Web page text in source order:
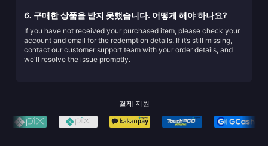
6. 구매한 상품을 받지 못했습니다. 어떻게 해야 하나요?
If you have not received your purchased item, please check your
account and email for the redemption details. If it’s still missing,
contact our customer support team with your order details, and
we'll resolve the issue promptly.
결제 지원